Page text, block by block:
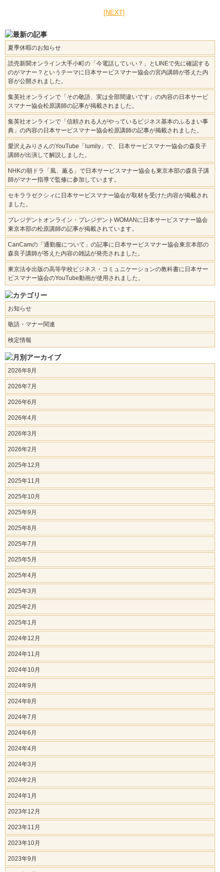
[NEXT]
夏季休暇のお知らせ
読売新聞オンライン大手小町の「今電話していい？」とLINEで先に確認する
のがマナー？というテーマに日本サービスマナー協会の宮内講師が答えた内
容が公開されました。
集英社オンラインで「その敬語、実は全部間違いです」の内容の日本サービ
スマナー協会松原講師の記事が掲載されました。
集英社オンラインで「信頼される人がやっているビジネス基本のふるまい事
典」の内容の日本サービスマナー協会松原講師の記事が掲載されました。
愛沢えみりさんのYouTube「lumily」で、日本サービスマナー協会の森良子
講師が出演して解説しました。
NHKの朝ドラ「風、薫る」で日本サービスマナー協会も東京本部の森良子講
師がマナー指導で監修に参加しています。
セキララゼクシィに日本サービスマナー協会が取材を受けた内容が掲載され
ました。
プレジデントオンライン・プレジデントWOMANに日本サービスマナー協会
東京本部の松原講師の記事が掲載されています。
CanCamの「通勤服について」の記事に日本サービスマナー協会東京本部の
森良子講師が答えた内容の雑誌が発売されました。
東京法令出版の高等学校ビジネス・コミュニケーションの教科書に日本サー
ビスマナー協会のYouTube動画が使用されました。
お知らせ
敬語・マナー関連
検定情報
2026年8月
2026年7月
2026年6月
2026年4月
2026年3月
2026年2月
2025年12月
2025年11月
2025年10月
2025年9月
2025年8月
2025年7月
2025年5月
2025年4月
2025年3月
2025年2月
2025年1月
2024年12月
2024年11月
2024年10月
2024年9月
2024年8月
2024年7月
2024年6月
2024年4月
2024年3月
2024年2月
2024年1月
2023年12月
2023年11月
2023年10月
2023年9月